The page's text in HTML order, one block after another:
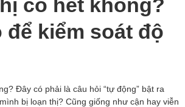
để kiểm soát độ
Đây có phải là câu hỏi “tự động” bật ra
bị loạn thị? Cũng giống như cận hay viễn